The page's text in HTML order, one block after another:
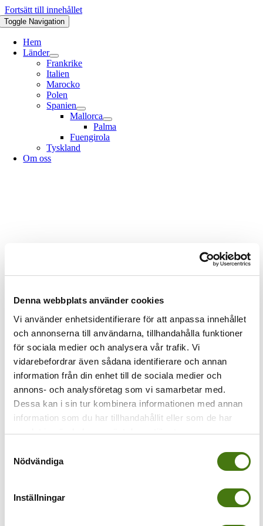
Denna webbplats använder cookies
Vi använder enhetsidentifierare för att anpassa innehållet
och annonserna till användarna, tillhandahålla funktioner
för sociala medier och analysera vår trafik. Vi
vidarebefordrar även sådana identifierare och annan
information från din enhet till de sociala medier och
annons- och analysföretag som vi samarbetar med.
Dessa kan i sin tur kombinera informationen med annan
information som du har tillhandahållit eller som de har
samlat in när du har använt deras tjänster.
Nödvändiga
Inställningar
Fortsätt till innehållet
Toggle Navigation
Hem
Länder
Frankrike
Italien
Marocko
Polen
Spanien
Mallorca
Palma
Fuengirola
Tyskland
Om oss
blåst